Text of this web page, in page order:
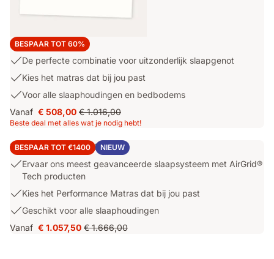
BESPAAR TOT 60%
SUPER DEAL
USP
De
perfecte
combinatie
voor
slaapgenot
De perfecte combinatie voor uitzonderlijk slaapgenot
USP
Kies
het
matras
dat
bij
jou
past
Kies het matras dat bij jou past
USP
3:
Voor
slaaphoudingen
en
bedbodems
Voor alle slaaphoudingen en bedbodems
Vanaf Prijs
€ 508,00
€ 508,00 Oorspronkelijke
prijs
€ 1.016,00
€ 1.016,00
Beste deal met alles wat je nodig hebt!
BESPAAR TOT €1400 NIEUW
Emma Performance Deal
USP
Ervaar
ons
meest
geavanceerde
Ervaar ons meest geavanceerde slaapsysteem met AirGrid®
Tech producten
USP
Kies
het
Kies het Performance Matras dat bij jou past
USP
3:
Geschikt
Geschikt voor alle slaaphoudingen
Vanaf Prijs
€ 1.057,50 Oorspronkelijke
€ 1.666,00